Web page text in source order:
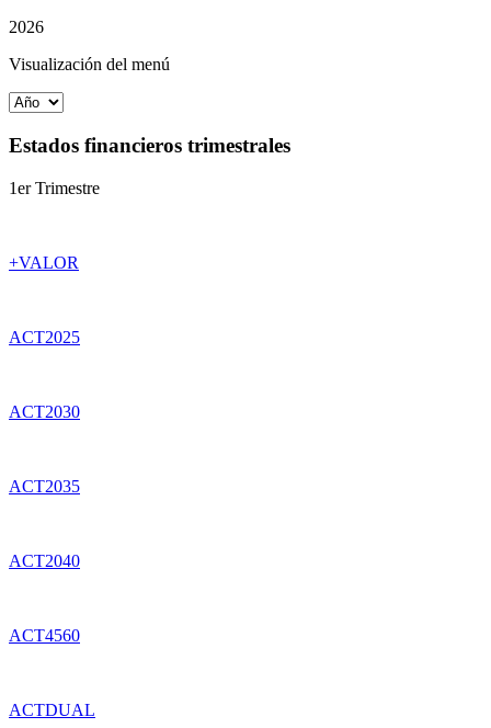
2026
Visualización del menú
Estados financieros trimestrales
1er Trimestre
+VALOR
ACT2025
ACT2030
ACT2035
ACT2040
ACT4560
ACTDUAL